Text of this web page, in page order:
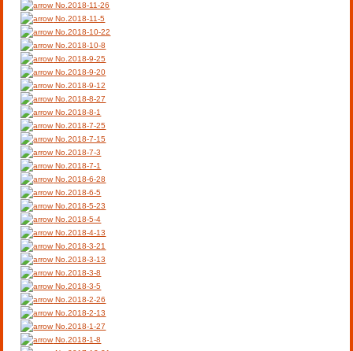
No.2018-11-26
No.2018-11-5
No.2018-10-22
No.2018-10-8
No.2018-9-25
No.2018-9-20
No.2018-9-12
No.2018-8-27
No.2018-8-1
No.2018-7-25
No.2018-7-15
No.2018-7-3
No.2018-7-1
No.2018-6-28
No.2018-6-5
No.2018-5-23
No.2018-5-4
No.2018-4-13
No.2018-3-21
No.2018-3-13
No.2018-3-8
No.2018-3-5
No.2018-2-26
No.2018-2-13
No.2018-1-27
No.2018-1-8